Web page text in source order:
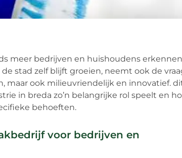
meer bedrijven en huishoudens erkennen
stad zelf blijft groeien, neemt ook de
maar ook milieuvriendelijk en innovatief.
in breda zo’n belangrijke rol speelt en
behoeften.
voor bedrijven en